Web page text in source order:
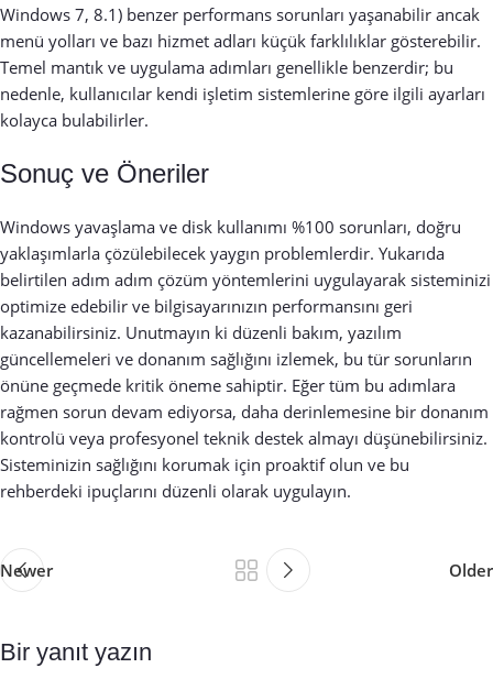
Windows 7, 8.1) benzer performans sorunları yaşanabilir ancak
menü yolları ve bazı hizmet adları küçük farklılıklar gösterebilir.
Temel mantık ve uygulama adımları genellikle benzerdir; bu
nedenle, kullanıcılar kendi işletim sistemlerine göre ilgili ayarları
kolayca bulabilirler.
Sonuç ve Öneriler
Windows yavaşlama ve disk kullanımı %100 sorunları, doğru
yaklaşımlarla çözülebilecek yaygın problemlerdir. Yukarıda
belirtilen adım adım çözüm yöntemlerini uygulayarak sisteminizi
optimize edebilir ve bilgisayarınızın performansını geri
kazanabilirsiniz. Unutmayın ki düzenli bakım, yazılım
güncellemeleri ve donanım sağlığını izlemek, bu tür sorunların
önüne geçmede kritik öneme sahiptir. Eğer tüm bu adımlara
rağmen sorun devam ediyorsa, daha derinlemesine bir donanım
kontrolü veya profesyonel teknik destek almayı düşünebilirsiniz.
Sisteminizin sağlığını korumak için proaktif olun ve bu
rehberdeki ipuçlarını düzenli olarak uygulayın.
Newer Older
Bir yanıt yazın